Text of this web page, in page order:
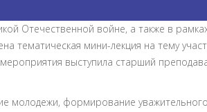
Отечественной войне, а также в
тематическая мини-лекция на тему
выступила старший
молодежи, формирование